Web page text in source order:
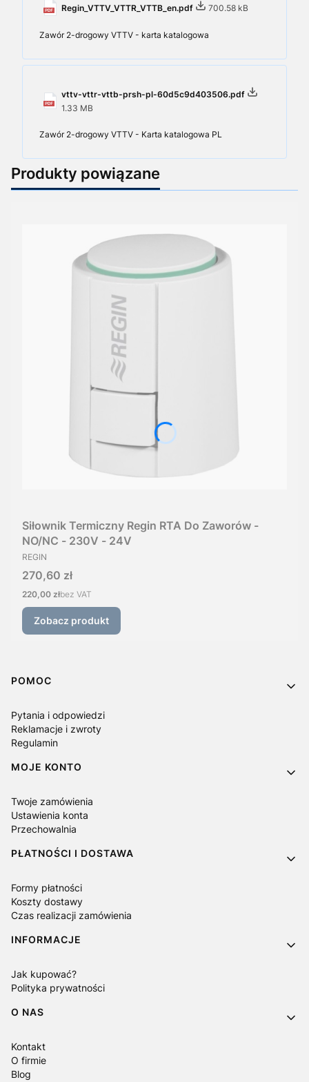
Regin_VTTV_VTTR_VTTB_en.pdf 700.58 kB
Zawór 2-drogowy VTTV - karta katalogowa
vttv-vttr-vttb-prsh-pl-60d5c9d403506.pdf
1.33 MB
Zawór 2-drogowy VTTV - Karta katalogowa PL
Produkty powiązane
Siłownik Termiczny Regin RTA Do Zaworów -
NO/NC - 230V - 24V
PRODUCENT
REGIN
Cena
270,60 zł
Cena
220,00 złbez VAT
Zobacz produkt
Linki w stopce
POMOC
Pytania i odpowiedzi
Reklamacje i zwroty
Regulamin
MOJE KONTO
Twoje zamówienia
Ustawienia konta
Przechowalnia
PŁATNOŚCI I DOSTAWA
Formy płatności
Koszty dostawy
Czas realizacji zamówienia
INFORMACJE
Jak kupować?
Polityka prywatności
O NAS
Kontakt
O firmie
Blog